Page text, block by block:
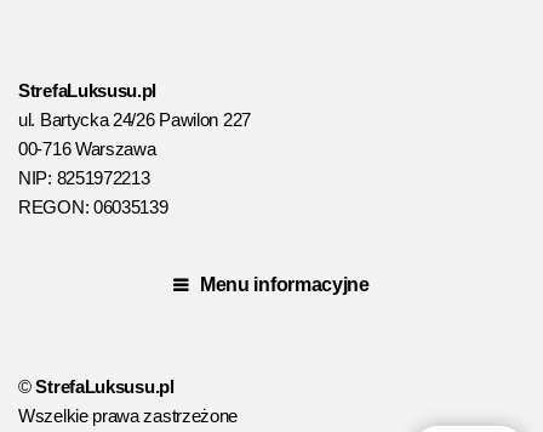
StrefaLuksusu.pl
ul. Bartycka 24/26 Pawilon 227
00-716 Warszawa
NIP: 8251972213
REGON: 06035139
Menu informacyjne
©StrefaLuksusu.pl
Wszelkie prawa zastrzeżone